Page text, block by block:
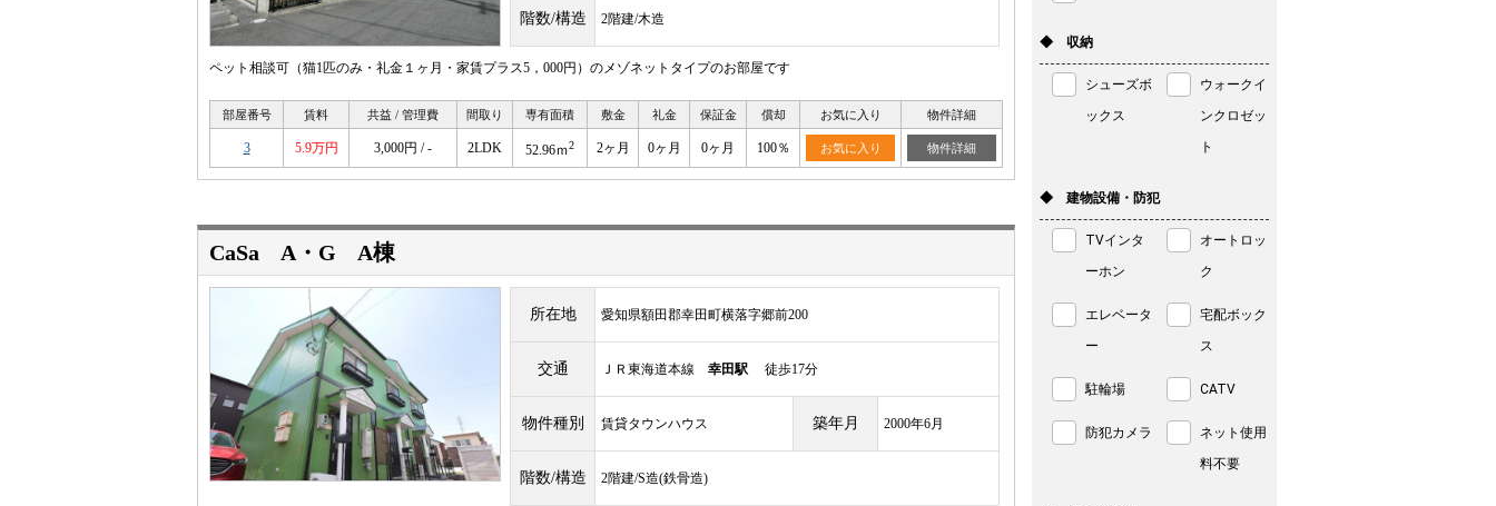
階数/構造 2階建/木造
ペット相談可（猫1匹のみ・礼金１ヶ月・家賃プラス5，000円）のメゾネットタイプのお部屋です
部屋番号 賃料 共益 / 管理費 間取り 専有面積 敷金 礼金 保証金 償却 お気に入り 物件詳細
3 5.9万円 3,000円 / - 2LDK 52.96ｍ2 2ヶ月 0ヶ月 0ヶ月 100％ お気に入り 物件詳細
CaSa A・G A棟
所在地 愛知県額田郡幸田町横落字郷前200
交通 ＪＲ東海道本線 幸田駅 徒歩17分
物件種別 賃貸タウンハウス 築年月 2000年6月
階数/構造 2階建/S造(鉄骨造)
◆ 収納
シューズボ
ックス
ウォークイ
ンクロゼッ
ト
◆ 建物設備・防犯
TVインタ
ーホン
オートロッ
ク
エレベータ
ー
宅配ボック
ス
駐輪場 CATV
防犯カメラ
ネット使用
料不要